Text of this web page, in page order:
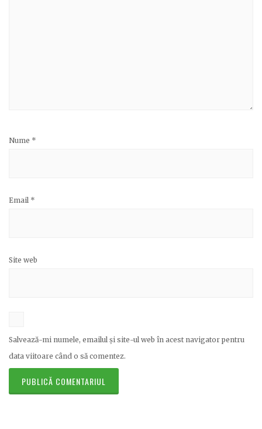
Nume *
Email *
Site web
Salvează-mi numele, emailul și site-ul web în acest navigator pentru
data viitoare când o să comentez.